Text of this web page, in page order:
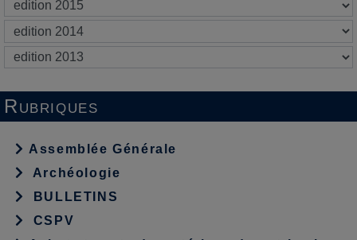
Rubriques
Assemblée Générale
Archéologie
BULLETINS
CSPV